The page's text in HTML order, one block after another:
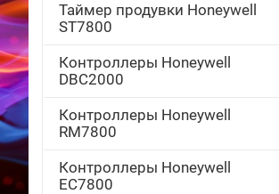
Таймер продувки Honeywell
ST7800
Контроллеры Honeywell
DBC2000
Контроллеры Honeywell
RM7800
Контроллеры Honeywell
EC7800